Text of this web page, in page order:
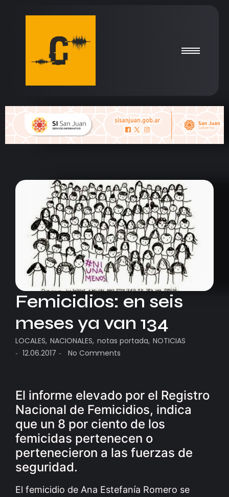
Femicidios: en seis
meses ya van 134
LOCALES, NACIONALES, notas portada, NOTICIAS
- 12.06.2017 - No Comments
El informe elevado por el Registro
Nacional de Femicidios, indica
que un 8 por ciento de los
femicidas pertenecen o
pertenecieron a las fuerzas de
seguridad.
El femicidio de Ana Estefanía Romero se